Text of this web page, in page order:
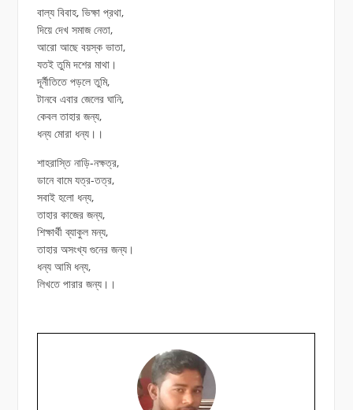
বাল্য বিবাহ, ভিক্ষা প্রথা,
দিয়ে দেখ সমাজ নেতা,
আরো আছে বয়স্ক ভাতা,
যতই তুমি দশের মাথা।
দূর্নীতিতে পড়লে তুমি,
টানবে এবার জেলের ঘানি,
কেবল তাহার জন্য,
ধন্য মোরা ধন্য।।
শাহরাস্তি নাড়ি-নক্ষত্র,
ডানে বামে যত্র-তত্র,
সবাই হলো ধন্য,
তাহার কাজের জন্য,
শিক্ষার্থী ব্যাকুল মন্য,
তাহার অসংখ্য গুনের জন্য।
ধন্য আমি ধন্য,
লিখতে পারার জন্য।।